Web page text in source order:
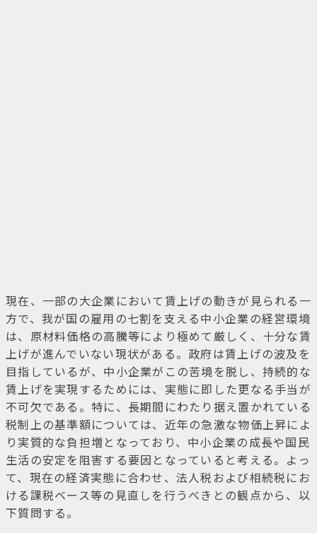
現在、一部の大企業において賃上げの動きが見られる一
方で、我が国の雇用の七割を支える中小企業の経営環境
は、原材料価格の高騰等により極めて厳しく、十分な賃
上げが進んでいない現状がある。政府は賃上げの波及を
目指しているが、中小企業がこの苦境を脱し、持続的な
賃上げを実現するためには、実態に即した更なる手当が
不可欠である。特に、長期間にわたり据え置かれている
税制上の基準額については、近年の急激な物価上昇によ
り実質的な負担増となっており、中小企業の成長や国民
生活の安定を阻害する要因となっていると考える。よっ
て、現在の経済実態に合わせ、法人税および相続税にお
ける課税ベース等の見直しを行うべきとの観点から、以
下質問する。